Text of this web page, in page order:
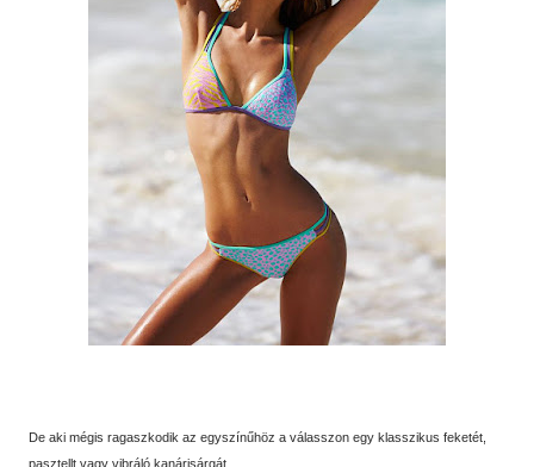
De aki mégis ragaszkodik az egyszínűhöz a válasszon egy klasszikus feketét,
pasztellt vagy vibráló kanárisárgát.